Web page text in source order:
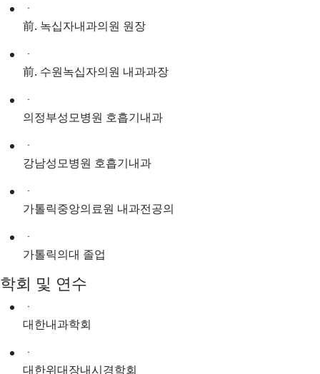
ㆍ
前. 녹십자내과의원 원장
ㆍ
前. 수원녹십자의원 내과과장
ㆍ
의정부성모병원 호흡기내과
ㆍ
강남성모병원 호흡기내과
ㆍ
가톨릭중앙의료원 내과전공의
ㆍ
가톨릭의대 졸업
학회 및 연수
ㆍ
대한내과학회
ㆍ
대한위대장내시경학회